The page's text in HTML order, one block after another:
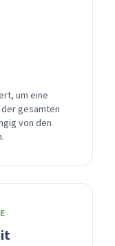
um eine
gesamten
von den